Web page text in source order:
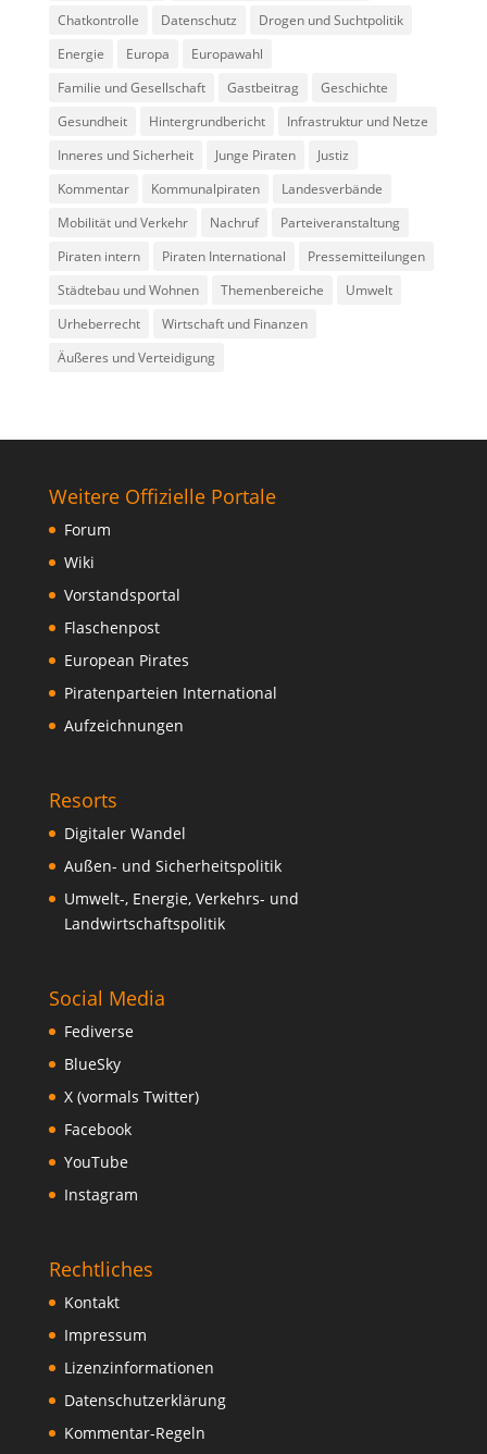
Chatkontrolle
Datenschutz
Drogen und Suchtpolitik
Energie
Europa
Europawahl
Familie und Gesellschaft
Gastbeitrag
Geschichte
Gesundheit
Hintergrundbericht
Infrastruktur und Netze
Inneres und Sicherheit
Junge Piraten
Justiz
Kommentar
Kommunalpiraten
Landesverbände
Mobilität und Verkehr
Nachruf
Parteiveranstaltung
Piraten intern
Piraten International
Pressemitteilungen
Städtebau und Wohnen
Themenbereiche
Umwelt
Urheberrecht
Wirtschaft und Finanzen
Äußeres und Verteidigung
Weitere Offizielle Portale
Forum
Wiki
Vorstandsportal
Flaschenpost
European Pirates
Piratenparteien International
Aufzeichnungen
Resorts
Digitaler Wandel
Außen- und Sicherheitspolitik
Umwelt-, Energie, Verkehrs- und
Landwirtschaftspolitik
Social Media
Fediverse
BlueSky
X (vormals Twitter)
Facebook
YouTube
Instagram
Rechtliches
Kontakt
Impressum
Lizenzinformationen
Datenschutzerklärung
Kommentar-Regeln